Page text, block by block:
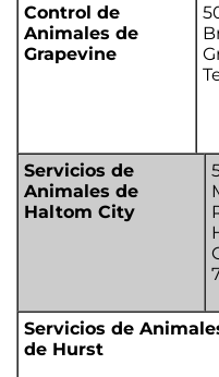
Control de
Animales de
Grapevine
Servicios de
Animales de
Haltom City
Servicios de
de Hurst